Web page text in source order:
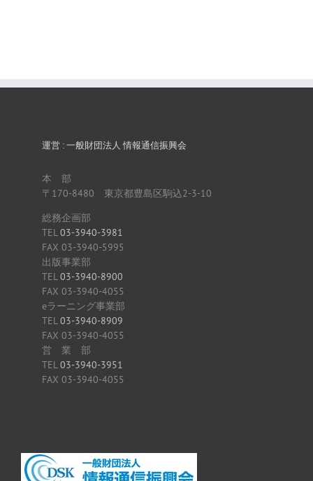
運営 : 一般財団法人 情報通信振興会
本 部
〒170-8480 東京都豊島区駒込2-3-10
総務企画部
TEL03-3940-3981
FAX 03-3940-5995
出版事業部
TEL03-3940-8900
FAX 03-3940-4055
eラーニング事業部
TEL03-3940-8909
FAX 03-3940-4055
営 業 部
TEL03-3940-3951
FAX 03-3940-4055